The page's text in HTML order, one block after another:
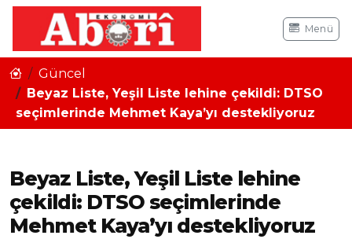
Menü
Güncel
Beyaz Liste, Yeşil Liste lehine çekildi: DTSO
seçimlerinde Mehmet Kaya’yı destekliyoruz
Beyaz Liste, Yeşil Liste lehine
çekildi: DTSO seçimlerinde
Mehmet Kaya’yı destekliyoruz